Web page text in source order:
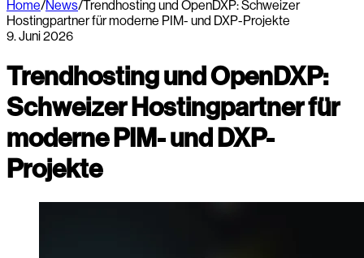
Home/News/Trendhosting und OpenDXP: Schweizer
Hostingpartner für moderne PIM- und DXP-Projekte
9. Juni 2026
Trendhosting und OpenDXP:
Schweizer Hostingpartner für
moderne PIM- und DXP-
Projekte